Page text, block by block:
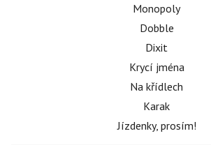
Monopoly
Dobble
Dixit
Krycí jména
Na křídlech
Karak
Jízdenky, prosím!